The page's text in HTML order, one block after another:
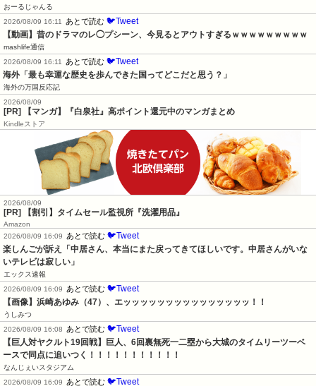
おーるじゃんる
2026/08/09 16:11
あとで読む 🐦Tweet
【動画】昔のドラマのレ◯プシーン、今見るとアウトすぎるｗｗｗｗｗｗｗｗｗ
mashlife通信
2026/08/09 16:11
あとで読む 🐦Tweet
海外「最も幸運な歴史を歩んできた国ってどこだと思う？」
海外の万国反応記
2026/08/09
[PR] 【マンガ】『白泉社』高ポイント還元中のマンガまとめ
Kindleストア
2026/08/09
[PR] 【割引】タイムセール監視所『洗濯用品』
Amazon
2026/08/09 16:09
あとで読む 🐦Tweet
楽しんごが訴え「中居さん、本当にまた戻ってきてほしいです。中居さんがいな
いテレビは寂しい」
エックス速報
2026/08/09 16:09
あとで読む 🐦Tweet
【画像】浜崎あゆみ（47）、エッッッッッッッッッッッッッッッ！！
うしみつ
2026/08/09 16:08
あとで読む 🐦Tweet
【巨人対ヤクルト19回戦】巨人、6回裏無死一二塁から大城のタイムリーツーベ
ースで同点に追いつく！！！！！！！！！！！
なんじぇいスタジアム
2026/08/09 16:09
あとで読む 🐦Tweet